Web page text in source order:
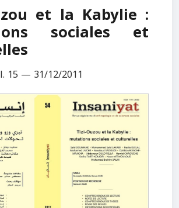
et la Kabylie :
sociales et
15 — 31/12/2011